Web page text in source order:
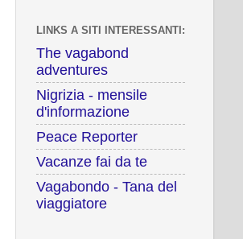
LINKS A SITI INTERESSANTI:
The vagabond
adventures
Nigrizia - mensile
d'informazione
Peace Reporter
Vacanze fai da te
Vagabondo - Tana del
viaggiatore